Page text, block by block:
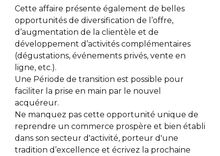
Cette affaire présente également de belles
opportunités de diversification de l’offre,
d’augmentation de la clientèle et de
développement d’activités complémentaires
(dégustations, événements privés, vente en
ligne, etc.).
Une Période de transition est possible pour
faciliter la prise en main par le nouvel
acquéreur.
Ne manquez pas cette opportunité unique de
reprendre un commerce prospère et bien établi
dans son secteur d'activité, porteur d'une
tradition d’excellence et écrivez la prochaine